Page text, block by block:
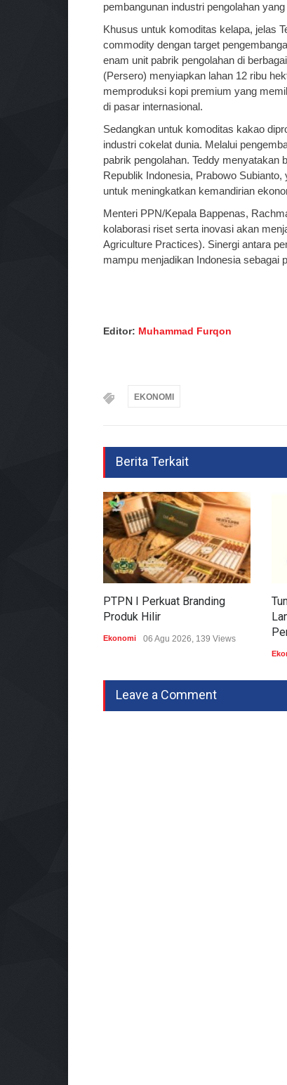
pembangunan industri pengolahan
Khusus untuk komoditas kelapa, jelas
commodity dengan target
enam unit pabrik pengolahan di
(Persero) menyiapkan lahan 12 ribu
memproduksi kopi premium yang
di pasar internasional.
Sedangkan untuk komoditas kakao
industri cokelat dunia. Melalui
pabrik pengolahan. Teddy menyatakan
Republik Indonesia, Prabowo
untuk meningkatkan kemandirian
Menteri PPN/Kepala Bappenas,
kolaborasi riset serta inovasi akan
Agriculture Practices). Sinergi antara
mampu menjadikan Indonesia sebagai
Editor: Muhammad Furqon
EKONOMI
Berita Terkait
PTPN I Perkuat Branding
Produk Hilir
Ekonomi 06 Agu 2026, 139 Views
Leave a Comment